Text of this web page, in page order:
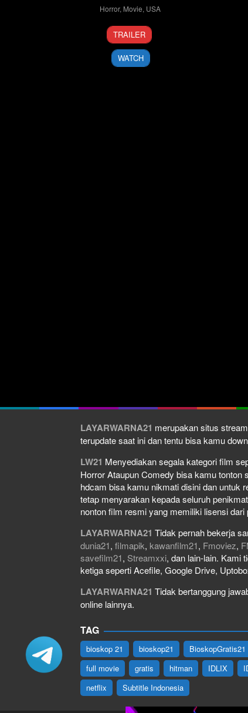
Horror, Movie, USA
17
Aug
2024
Evan
Jacobs
TRAILER
WATCH
LAYARWARNA21 merupakan situs
terupdate saat ini dan tentu bisa kamu
LW21 Menyediakan segala kategori film
Horror Ataupun Comedy bisa kamu tonton
hdcam bisa kamu nikmati disini dan untuk
tetap menyarakan kepada seluruh
nonton film resmi yang memiliki lisensi dari
LAYARWARNA21 Tidak pernah bekerja
dunia21, filmapik, kawanfilm21, Fmoviez,
savefilm21, Streamxxi, dan lain-lain. Kami
ketiga seperti Acefile, Google Drive,
LAYARWARNA21 Tidak bertanggung
online lainnya.
TAG
bioskop 21 bioskop21 BioskopGratis21
full movie
gratis hitman IDLIX
netflix
Subtitle Indonesia